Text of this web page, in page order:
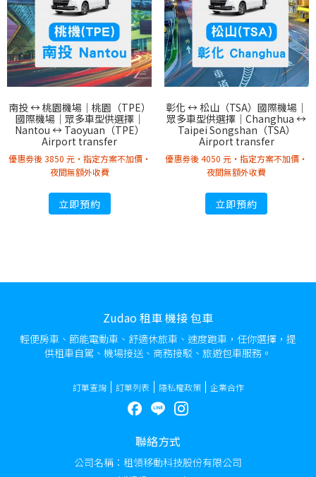
南投 ↔︎ 桃園機場｜桃園（TPE）
國際機場｜眾多車型供選擇｜
Nantou ↔︎ Taoyuan（TPE）
Airport transfer
優惠劵後 3850 元・指定方案不加價・
夜間無額外收費
立即預約
彰化 ↔︎ 松山（TSA）國際機場｜
眾多車型供選擇｜Changhua ↔︎
Taipei Songshan（TSA）
Airport transfer
優惠劵後 4050 元・指定方案不加價・
夜間無額外收費
立即預約
Zudao 租車 機接 包車
輕便房車、節能電動車、舒適休旅車、速度跑車，任你選擇，提
供租車自駕、機場接送、商務接駁、旅遊包車服務。
訂單查詢 訂單列表 隱私權政策 企業合作
聯絡方式
公司名稱：租領移動科技股份有限公司